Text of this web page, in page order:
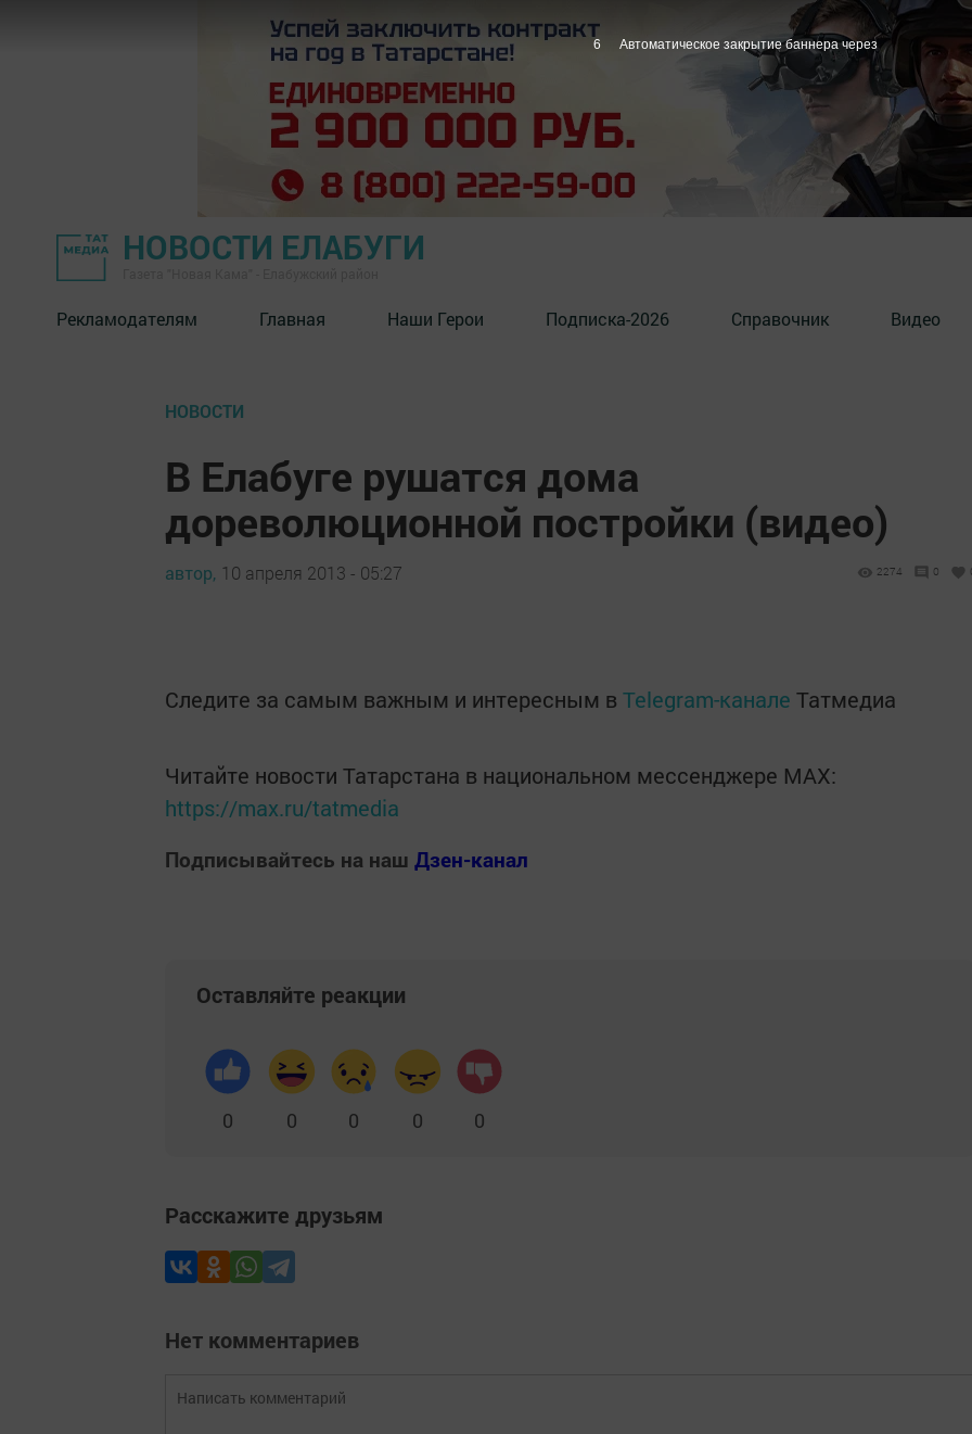
НОВОСТИ ЕЛАБУГИ
Рекламодателям Главная Наши Герои Подписка-2026 Справочник Видео
НОВОСТИ
В Елабуге рушатся дома
дореволюционной постройки (видео)
автор, 10 апреля 2013 - 05:27 2274 0
Следите за самым важным и интересным в Telegram-канале Татмедиа
Читайте новости Татарстана в национальном мессенджере MАХ:
https://max.ru/tatmedia
Подписывайтесь на наш Дзен-канал
Оставляйте реакции
0 0 0 0 0
Расскажите друзьям
Нет комментариев
5 Автоматическое закрытие баннера через